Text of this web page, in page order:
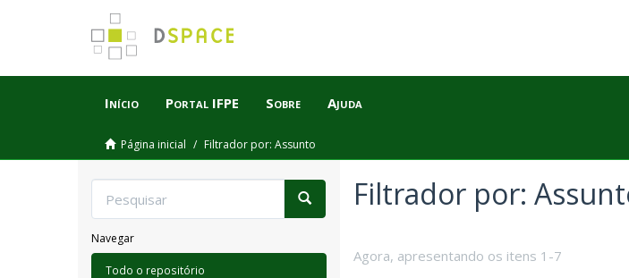
Início Portal IFPE Sobre Ajuda
Página inicial Filtrador por: Assunto
Navegar
Todo o repositório
Filtrador por:
Agora, apresentando os itens 1-7